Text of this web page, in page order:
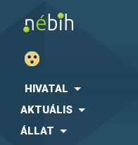
HIVATAL
AKTUÁLIS
ÁLLAT